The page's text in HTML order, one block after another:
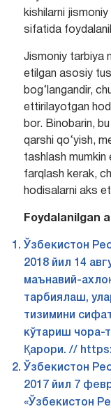
kishilarni
sifatida
Jismoniy tarbiya
etilgan asosiy
bog‘langandir,
ettirilayotgan
bor. Binobarin,
qarshi qo‘yish,
tashlash mumkin
farqlash kerak,
hodisalarni aks
Foydalanilgan
Ўзбекистон
2018 йил 14
маънавий-
тарбиялаш,
тизимини
кўтариш чора-
Қарори. //
Ўзбекистон
2017 йил 7
«Ўзбекистон